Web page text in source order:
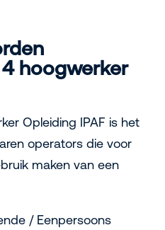
hoogwerker
Opleiding IPAF is het
operators die voor
maken van een
/ Eenpersoons